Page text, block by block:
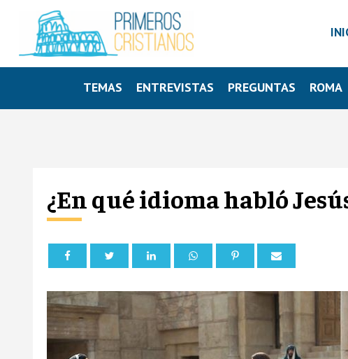
TEMAS ENTREVISTAS PREGUNTAS ROMA
¿En qué idioma habló